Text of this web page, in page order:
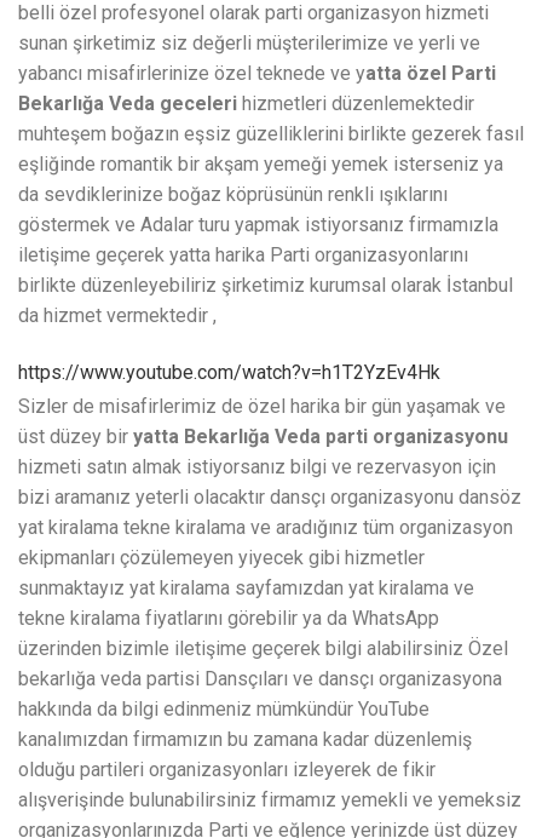
belli özel profesyonel olarak parti organizasyon hizmeti
sunan şirketimiz siz değerli müşterilerimize ve yerli ve
yabancı misafirlerinize özel teknede ve yatta özel Parti
Bekarlığa Veda geceleri hizmetleri düzenlemektedir
muhteşem boğazın eşsiz güzelliklerini birlikte gezerek fasıl
eşliğinde romantik bir akşam yemeği yemek isterseniz ya
da sevdiklerinize boğaz köprüsünün renkli ışıklarını
göstermek ve Adalar turu yapmak istiyorsanız firmamızla
iletişime geçerek yatta harika Parti organizasyonlarını
birlikte düzenleyebiliriz şirketimiz kurumsal olarak İstanbul
da hizmet vermektedir ,
https://www.youtube.com/watch?v=h1T2YzEv4Hk
Sizler de misafirlerimiz de özel harika bir gün yaşamak ve
üst düzey bir yatta Bekarlığa Veda parti organizasyonu
hizmeti satın almak istiyorsanız bilgi ve rezervasyon için
bizi aramanız yeterli olacaktır dansçı organizasyonu dansöz
yat kiralama tekne kiralama ve aradığınız tüm organizasyon
ekipmanları çözülemeyen yiyecek gibi hizmetler
sunmaktayız yat kiralama sayfamızdan yat kiralama ve
tekne kiralama fiyatlarını görebilir ya da WhatsApp
üzerinden bizimle iletişime geçerek bilgi alabilirsiniz Özel
bekarlığa veda partisi Dansçıları ve dansçı organizasyona
hakkında da bilgi edinmeniz mümkündür YouTube
kanalımızdan firmamızın bu zamana kadar düzenlemiş
olduğu partileri organizasyonları izleyerek de fikir
alışverişinde bulunabilirsiniz firmamız yemekli ve yemeksiz
organizasyonlarınızda Parti ve eğlence yerinizde üst düzey